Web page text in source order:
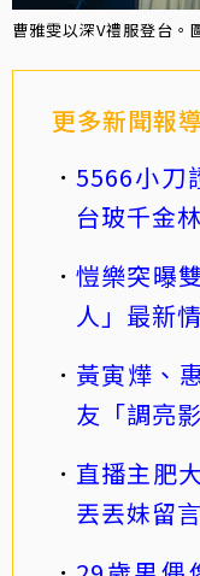
曹雅雯以深V禮服登台。
更多新聞報
5566小刀
台玻千金
愷樂突曝
人」最新
黃寅燁、
友「調亮
直播主肥
丟丟妹留